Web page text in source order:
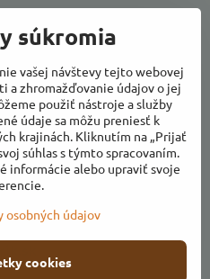
018 53 Bolešov
súkromia
vašej návštevy tejto webovej
a zhromažďovanie údajov o jej
použiť nástroje a služby
údaje sa môžu preniesť k
krajinách. Kliknutím na „Prijať
súhlas s týmto spracovaním.
informácie alebo upraviť svoje
osobných údajov
cookies